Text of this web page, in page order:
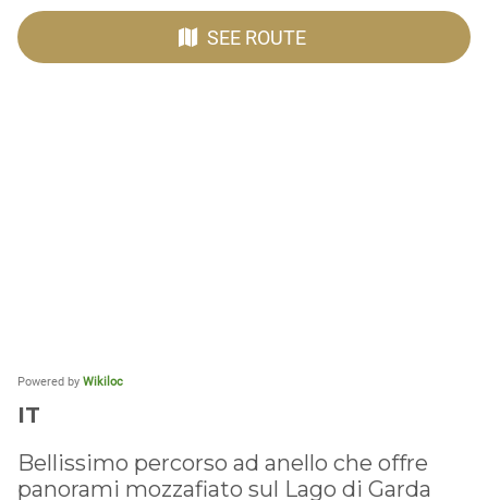
SEE ROUTE
Powered by Wikiloc
IT
Bellissimo percorso ad anello che offre
panorami mozzafiato sul Lago di Garda